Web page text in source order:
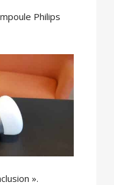
Philips
».